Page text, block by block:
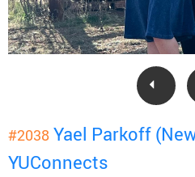
#2038 Yael Parkoff
YUConnects